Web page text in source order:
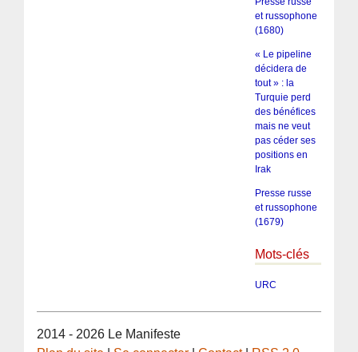
et russophone
(1680)
« Le pipeline
décidera de
tout » : la
Turquie perd
des bénéfices
mais ne veut
pas céder ses
positions en
Irak
Presse russe
et russophone
(1679)
Mots-clés
URC
2014 - 2026 Le Manifeste